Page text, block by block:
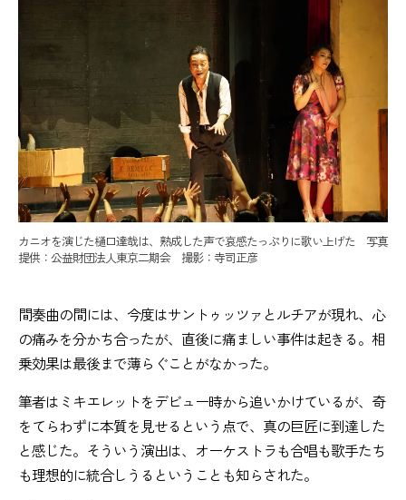
カニオを演じた樋口達哉は、熟成した声で哀感たっぷりに歌い上げた 写真
提供：公益財団法人東京二期会 撮影：寺司正彦
間奏曲の間には、今度はサントゥッツァとルチアが現れ、心
の痛みを分かち合ったが、直後に痛ましい事件は起きる。相
乗効果は最後まで薄らぐことがなかった。
筆者はミキエレットをデビュー時から追いかけているが、奇
をてらわずに本質を見せるという点で、真の巨匠に到達した
と感じた。そういう演出は、オーケストラも合唱も歌手たち
も理想的に統合しうるということも知らされた。